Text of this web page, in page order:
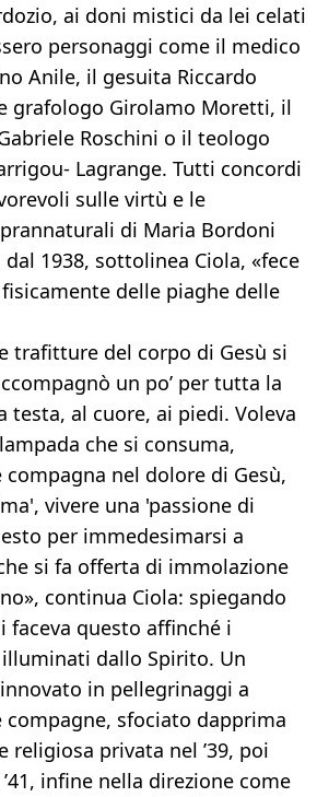
ai doni mistici da lei celati
personaggi come il medico
Anile, il gesuita Riccardo
grafologo Girolamo Moretti, il
Roschini o il teologo
Lagrange. Tutti concordi
sulle virtù e le
di Maria Bordoni
1938, sottolinea Ciola, «fece
delle piaghe delle
trafitture del corpo di Gesù si
un po’ per tutta la
testa, al cuore, ai piedi. Voleva
che si consuma,
compagna nel dolore di Gesù,
vivere una 'passione di
per immedesimarsi a
si fa offerta di immolazione
continua Ciola: spiegando
faceva questo affinché i
dallo Spirito. Un
in pellegrinaggi a
compagne, sfociato dapprima
religiosa privata nel ’39, poi
infine nella direzione come